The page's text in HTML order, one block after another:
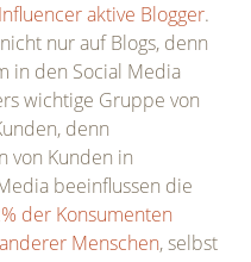
aktive Blogger.
nur auf Blogs, denn
in den Social Media
wichtige Gruppe von
denn
von Kunden in
beeinflussen die
der Konsumenten
Menschen, selbst